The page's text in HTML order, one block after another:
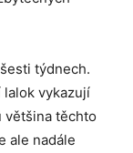
týdnech.
vykazují
většina těchto
ale nadále